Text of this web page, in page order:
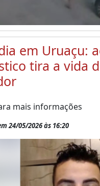
em Uruaçu:
tira a vida
mais informações
24/05/2026 às 16:20